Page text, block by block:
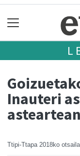
Inauteri
Ttipi-Ttapa 2018ko